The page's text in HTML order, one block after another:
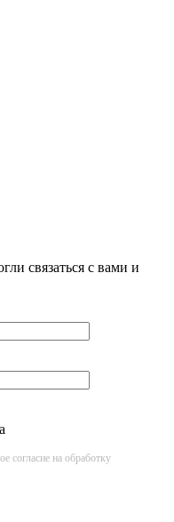
связаться с вами и
согласие на обработку